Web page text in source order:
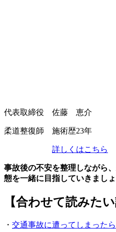
代表取締役 佐藤 恵介
柔道整復師 施術歴23年
詳しくはこちら
事故後の不安を整理しながら
態を一緒に目指していきましょ
【合わせて読みたい
・ 交通事故に遭ってしまったら